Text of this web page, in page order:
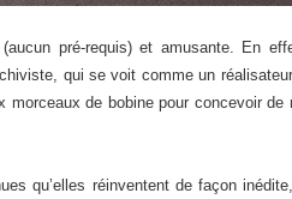
pré-requis) et amusante. En
qui se voit comme un
de bobine pour concevoir
qu’elles réinventent de façon